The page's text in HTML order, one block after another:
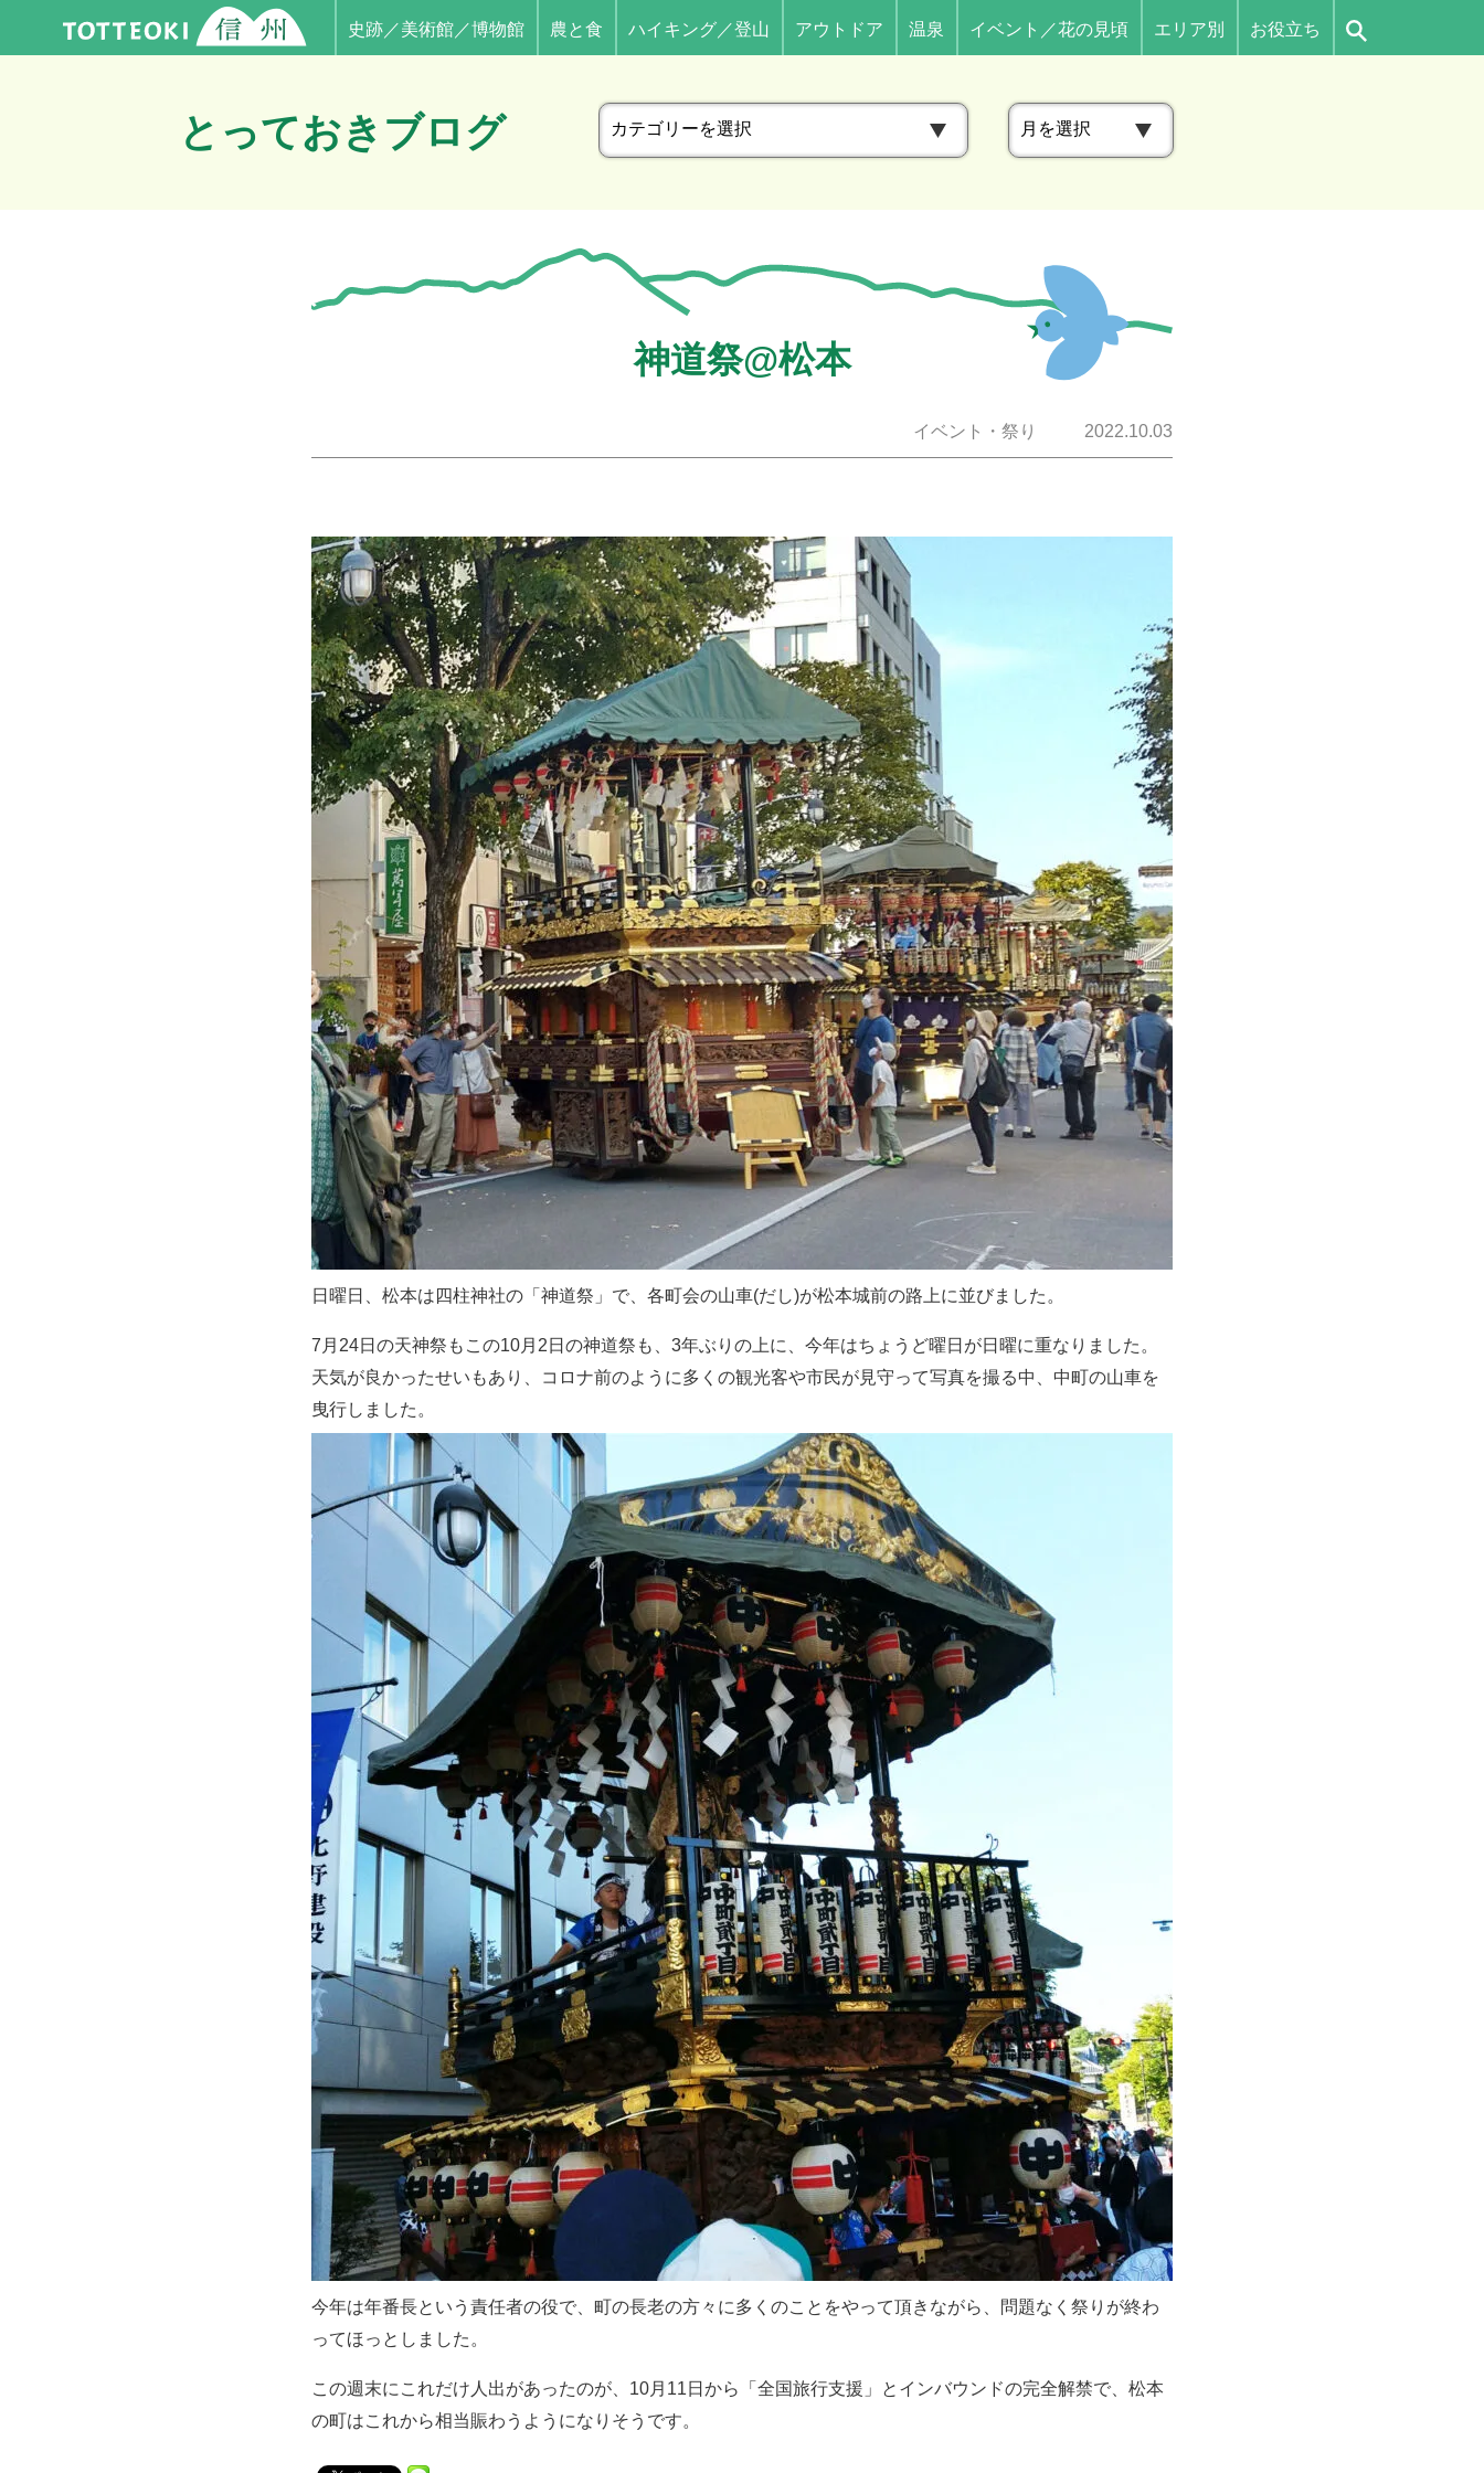
史跡／美術館／博物館 農と食 ハイキング／登山 アウトドア 温泉 イベント／花の見頃 エリア別 お役立ち
とっておきブログ
カ
テ
リ
ー
ア
ー
ブ
神道祭@松本
イベント・祭り 2022.10.03
日曜日、松本は四柱神社の「神道祭」で、各町会の山車(だし)が松本城前の路上に並びました。
7月24日の天神祭もこの10月2日の神道祭も、3年ぶりの上に、今年はちょうど曜日が日曜に重なりました。
天気が良かったせいもあり、コロナ前のように多くの観光客や市民が見守って写真を撮る中、中町の山車を
曳行しました。
今年は年番長という責任者の役で、町の長老の方々に多くのことをやって頂きながら、問題なく祭りが終わ
ってほっとしました。
この週末にこれだけ人出があったのが、10月11日から「全国旅行支援」とインバウンドの完全解禁で、松本
の町はこれから相当賑わうようになりそうです。